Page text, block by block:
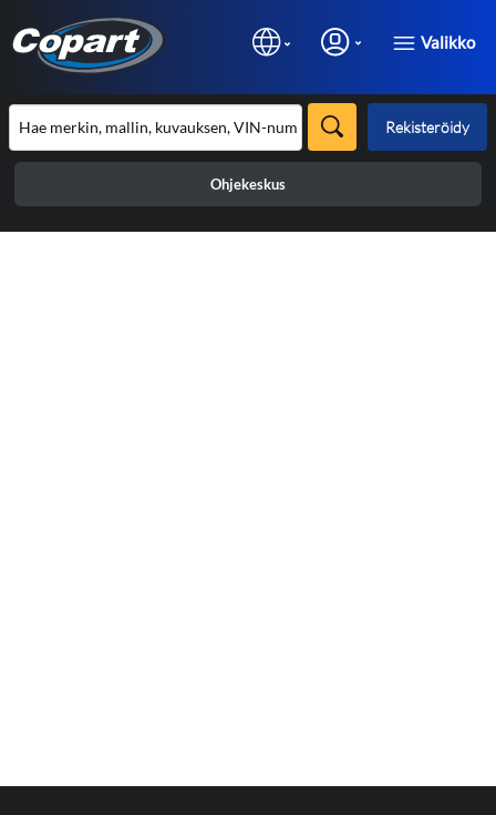
Valikko
Rekisteröidy
Ohjekeskus